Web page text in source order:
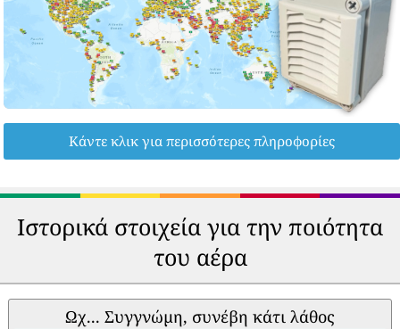
Κάντε κλικ για περισσότερες πληροφορίες
Ιστορικά στοιχεία για την ποιότητα
του αέρα
Ωχ... Συγγνώμη, συνέβη κάτι λάθος